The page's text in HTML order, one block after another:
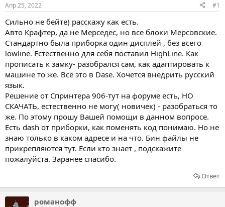
м
ы
а
л
Апр 25, 2022 #1
Сильно не бейте) расскажу как есть.
Авто Крафтер, да не Мерседес, но все блоки Мерсовские.
Стандартно была приборка один дисплей , без всего
lowline. Естественно для себя поставил HighLine. Как
прописать к замку- разобрался сам, как адаптировать к
машине то же. Всё это в Dasе. Хочется внедрить русский
язык.
Решение от Спринтера 906-тут на форуме есть, НО
СКАЧАТЬ, естественно не могу( новичек) - разобраться то
же. По этому прошу Вашей помощи в данном вопросе.
Есть dash от приборки, как поменять код понимаю. Но не
знаю только в каком адресе и на что. Бин файлы не
прикрепляются тут. Если кто знает , подскажите
пожалуйста. Заранее спасибо.
Ответ
романофф